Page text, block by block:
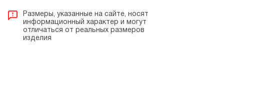
Размеры, указанные на сайте, носят
информационный характер и могут
отличаться от реальных размеров
изделия